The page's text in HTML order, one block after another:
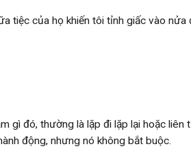
tiệc của họ khiến tôi tỉnh giấc vào nửa
gì đó, thường là lặp đi lặp lại hoặc liên
động, nhưng nó không bắt buộc.